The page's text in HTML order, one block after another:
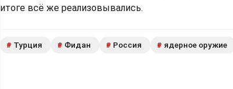
итоге всё же реализовывались.
# Турция # Фидан # Россия # ядерное оружие